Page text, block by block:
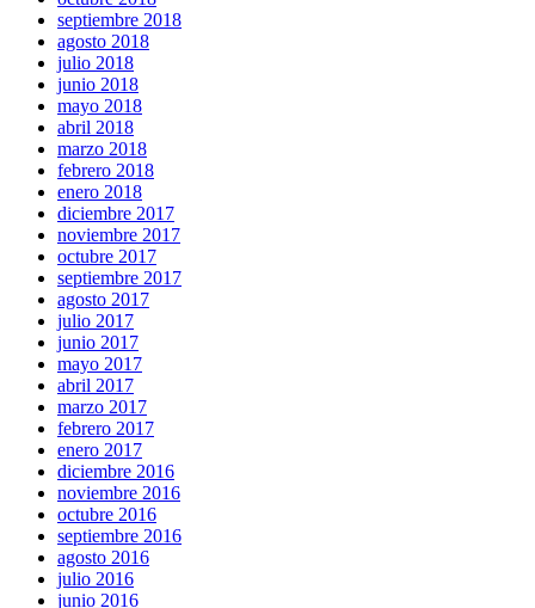
septiembre 2018
agosto 2018
julio 2018
junio 2018
mayo 2018
abril 2018
marzo 2018
febrero 2018
enero 2018
diciembre 2017
noviembre 2017
octubre 2017
septiembre 2017
agosto 2017
julio 2017
junio 2017
mayo 2017
abril 2017
marzo 2017
febrero 2017
enero 2017
diciembre 2016
noviembre 2016
octubre 2016
septiembre 2016
agosto 2016
julio 2016
junio 2016